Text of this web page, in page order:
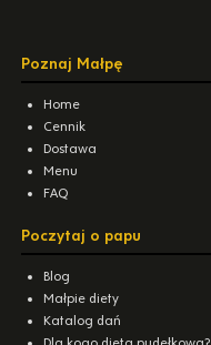
Poznaj Małpę
Home
Cennik
Dostawa
Menu
FAQ
Poczytaj o papu
Blog
Małpie diety
Katalog dań